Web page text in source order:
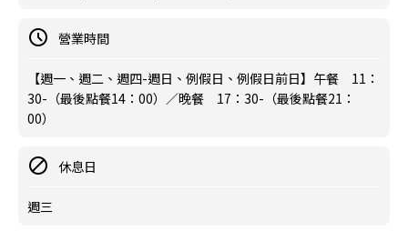
營業時間
【週一、週二、週四-週日、例假日、例假日前日】午餐 11：
30-（最後點餐14：00）／晚餐 17：30-（最後點餐21：
00）
休息日
週三